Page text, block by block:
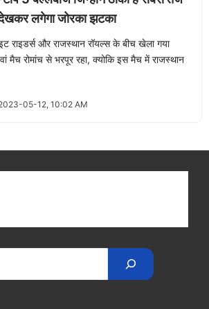
लगेगा जोरका झटका
राइडर्स और राजस्थान रॉयल्स के बीच खेला गया
रोमांच से भरपूर रहा, क्योकि इस मैच में राजस्थान
05-12, 10:02 AM